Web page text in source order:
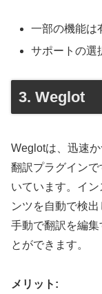
一部の機能は
サポートの選
3. Weglot
Weglotは、迅速
翻訳プラグイン
いています。イ
ンツを自動で検
手動で翻訳を編
とができます。
メリット: